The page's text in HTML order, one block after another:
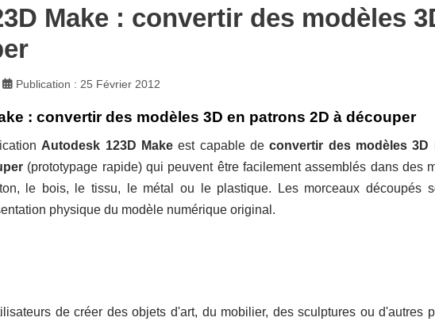
Make : convertir des modèles
Publication : 25 Février 2012
: convertir des modèles 3D en patrons 2D à découper
Autodesk 123D Make est capable deconvertir des modèles
(prototypage rapide) qui peuvent être facilement assemblés dans des
le bois, le tissu, le métal ou le plastique. Les morceaux découpés
physique du modèle numérique original.
de créer des objets d'art, du mobilier, des sculptures ou d'autres